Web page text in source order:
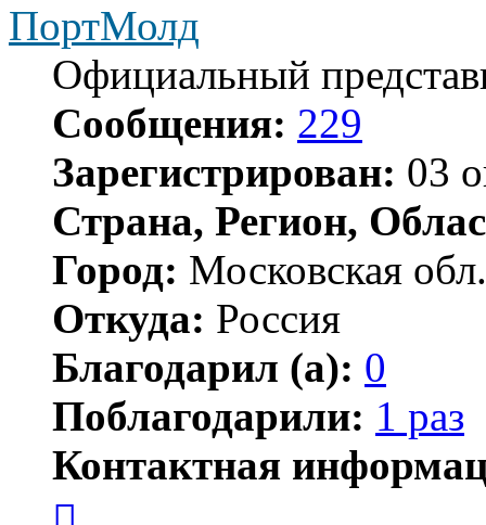
ПортМолд
Официальный
Сообщения: 229
Зарегистрирован: 03
Страна, Регион,
Город: Московская обл.
Откуда: Россия
Благодарил (а): 0
Поблагодарили: 1 раз
Контактная